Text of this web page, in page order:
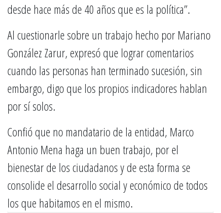
desde hace más de 40 años que es la política”.
Al cuestionarle sobre un trabajo hecho por Mariano
González Zarur, expresó que lograr comentarios
cuando las personas han terminado sucesión, sin
embargo, digo que los propios indicadores hablan
por sí solos.
Confió que no mandatario de la entidad, Marco
Antonio Mena haga un buen trabajo, por el
bienestar de los ciudadanos y de esta forma se
consolide el desarrollo social y económico de todos
los que habitamos en el mismo.